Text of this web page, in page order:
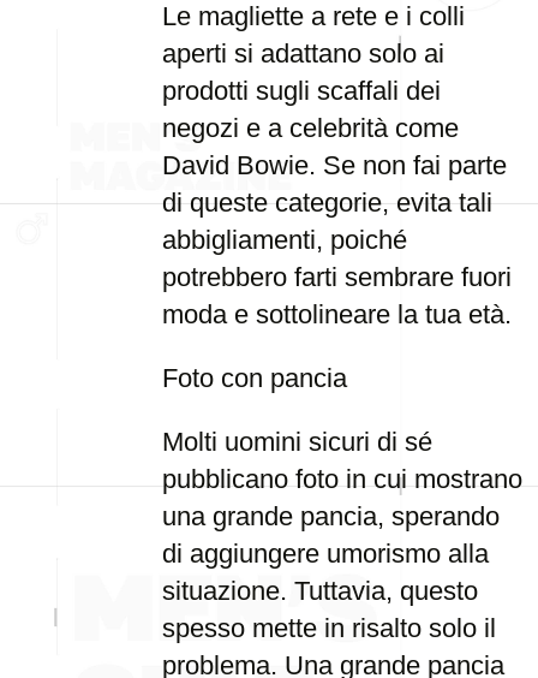
Le magliette a rete e i colli
aperti si adattano solo ai
prodotti sugli scaffali dei
negozi e a celebrità come
David Bowie. Se non fai parte
di queste categorie, evita tali
abbigliamenti, poiché
potrebbero farti sembrare fuori
moda e sottolineare la tua età.
Foto con pancia
Molti uomini sicuri di sé
pubblicano foto in cui mostrano
una grande pancia, sperando
di aggiungere umorismo alla
situazione. Tuttavia, questo
spesso mette in risalto solo il
problema. Una grande pancia